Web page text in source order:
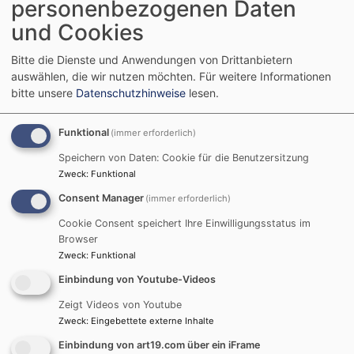
Termine
August 2026
Mo Di Mi Do Fr Sa So
10
17
18
24
25 26 27 28
31
Schlagworte
personenbezogenen Daten
und Cookies
Bitte die Dienste und Anwendungen von Drittanbietern
auswählen, die wir nutzen möchten. Für weitere Informationen
bitte unsere Datenschutzhinweise lesen.
Funktional (immer erforderlich)
Speichern von Daten: Cookie für die Benutzersitzung
Zweck: Funktional
Consent Manager (immer erforderlich)
Cookie Consent speichert Ihre Einwilligungsstatus im
Browser
Zweck: Funktional
Einbindung von Youtube-Videos
Zeigt Videos von Youtube
Zweck: Eingebettete externe Inhalte
Einbindung von art19.com über ein iFrame